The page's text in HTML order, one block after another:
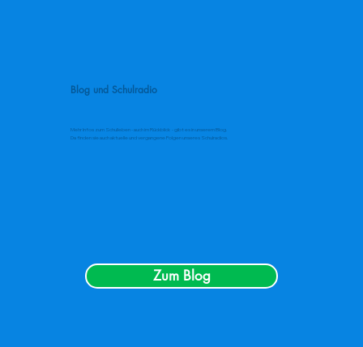
Blog und Schulradio
Mehr Infos zum Schulleben - auch im Rückblick - gibt es in unserem Blog.
Da finden sie auch aktuelle und vergangene Folgen unseres Schulradios.
Zum Blog